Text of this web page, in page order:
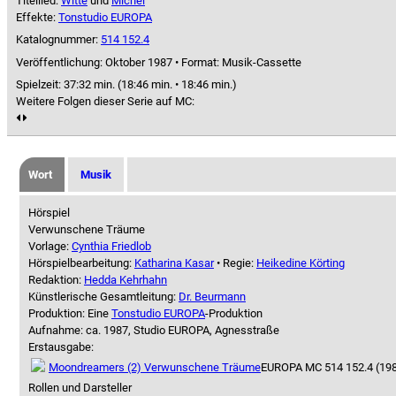
Effekte: Tonstudio EUROPA
Katalognummer: 514 152.4
Veröffentlichung: Oktober 1987 • Format: Musik-Cassette
Spielzeit: 37:32 min. (18:46 min. • 18:46 min.)
Weitere Folgen dieser Serie auf MC:
Wort Musik
Hörspiel
Verwunschene Träume
Vorlage: Cynthia Friedlob
Hörspielbearbeitung: Katharina Kasar• Regie: Heikedine Körting
Redaktion: Hedda Kehrhahn
Künstlerische Gesamtleitung: Dr. Beurmann
Produktion: Eine Tonstudio EUROPA-Produktion
Aufnahme: ca. 1987, Studio EUROPA, Agnesstraße
Erstausgabe:
Moondreamers (2) Verwunschene TräumeEUROPA MC 514 152.4
Rollen und Darsteller